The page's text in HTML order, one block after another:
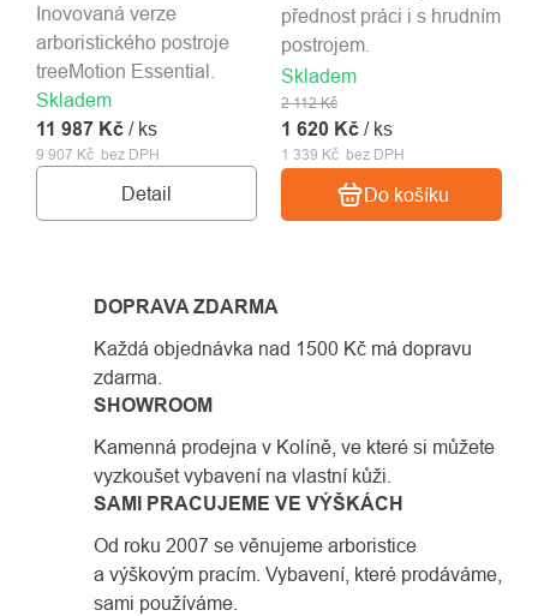
Skladem
9 907 Kč bez DPH
11 987 Kč / ks
Detail
Inovovaná verze
arboristického postroje
treeMotion Essential.
Skladem
1 339 Kč bez DPH
2 112 Kč
1 620 Kč / ks
Do košíku
přednost práci i s hrudním
postrojem.
DOPRAVA ZDARMA
Každá objednávka nad 1500 Kč má dopravu
zdarma.
SHOWROOM
Kamenná prodejna v Kolíně, ve které si můžete
vyzkoušet vybavení na vlastní kůži.
SAMI PRACUJEME VE VÝŠKÁCH
Od roku 2007 se věnujeme arboristice
a výškovým pracím. Vybavení, které prodáváme,
sami používáme.